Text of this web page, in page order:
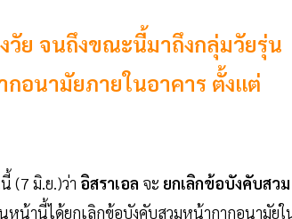
วัย จนถึงขณะนี้มาถึงกลุ่มวัยรุ่น
กอนามัยภายในอาคาร ตั้งแต่
(7 มิ.ย.)ว่า อิสราเอล จะ ยกเลิกข้อบังคับสวม
น้านี้ได้ยกเลิกข้อบังคับสวมหน้ากากอนามัยใ